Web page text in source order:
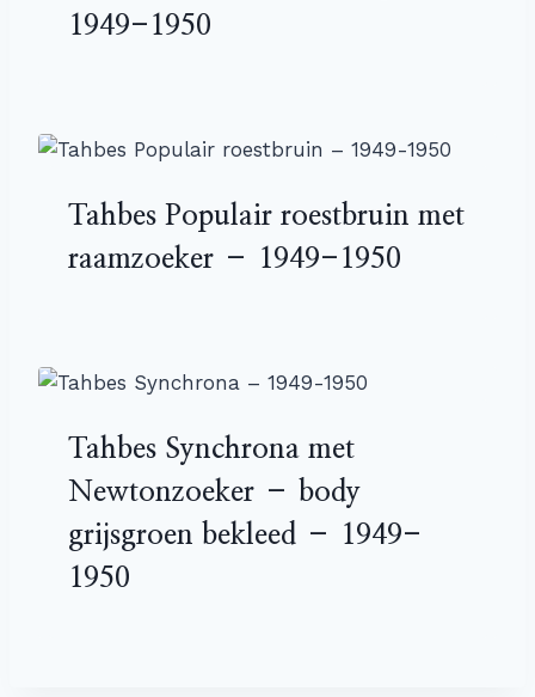
1949-1950
Tahbes Populair roestbruin met
raamzoeker – 1949-1950
Tahbes Synchrona met
Newtonzoeker – body
grijsgroen bekleed – 1949-
1950